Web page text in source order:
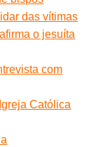
das vítimas
o jesuíta
com
Católica